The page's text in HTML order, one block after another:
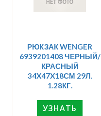
РЮКЗАК WENGER
6939201408 ЧЕРНЫЙ/
КРАСНЫЙ
34X47X18СМ 29Л.
1.28КГ.
УЗНАТЬ